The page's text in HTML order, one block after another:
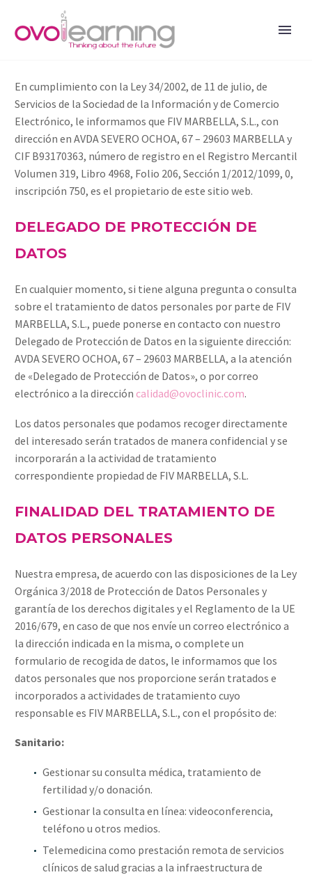
En cumplimiento con la Ley 34/2002, de 11 de julio, de
Servicios de la Sociedad de la Información y de Comercio
Electrónico, le informamos que FIV MARBELLA, S.L., con
dirección en AVDA SEVERO OCHOA, 67 – 29603 MARBELLA y
CIF B93170363, número de registro en el Registro Mercantil
Volumen 319, Libro 4968, Folio 206, Sección 1/2012/1099, 0,
inscripción 750, es el propietario de este sitio web.
DELEGADO DE PROTECCIÓN DE
DATOS
En cualquier momento, si tiene alguna pregunta o consulta
sobre el tratamiento de datos personales por parte de FIV
MARBELLA, S.L., puede ponerse en contacto con nuestro
Delegado de Protección de Datos en la siguiente dirección:
AVDA SEVERO OCHOA, 67 – 29603 MARBELLA, a la atención
de «Delegado de Protección de Datos», o por correo
electrónico a la dirección calidad@ovoclinic.com.
Los datos personales que podamos recoger directamente
del interesado serán tratados de manera confidencial y se
incorporarán a la actividad de tratamiento
correspondiente propiedad de FIV MARBELLA, S.L.
FINALIDAD DEL TRATAMIENTO DE
DATOS PERSONALES
Nuestra empresa, de acuerdo con las disposiciones de la Ley
Orgánica 3/2018 de Protección de Datos Personales y
garantía de los derechos digitales y el Reglamento de la UE
2016/679, en caso de que nos envíe un correo electrónico a
la dirección indicada en la misma, o complete un
formulario de recogida de datos, le informamos que los
datos personales que nos proporcione serán tratados e
incorporados a actividades de tratamiento cuyo
responsable es FIV MARBELLA, S.L., con el propósito de:
Sanitario:
Gestionar su consulta médica, tratamiento de
fertilidad y/o donación.
Gestionar la consulta en línea: videoconferencia,
teléfono u otros medios.
Telemedicina como prestación remota de servicios
clínicos de salud gracias a la infraestructura de